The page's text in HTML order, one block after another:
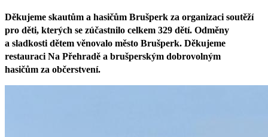
Děkujeme skautům a hasičům Brušperk za organizaci soutěží
pro děti, kterých se zúčastnilo celkem 329 dětí. Odměny
a sladkosti dětem věnovalo město Brušperk. Děkujeme
restauraci Na Přehradě a brušperským dobrovolným
hasičům za občerstvení.